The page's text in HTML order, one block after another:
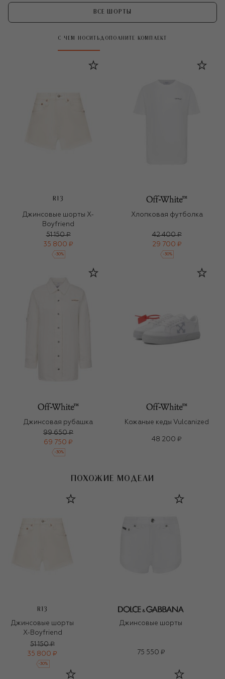
ВСЕ ШОРТЫ
С ЧЕМ НОСИТЬ ДОПОЛНИТЕ КОМПЛЕКТ
R13
Джинсовые шорты X-
Boyfriend
51 150 ₽
35 800 ₽
-30%
Хлопковая футболка
42 400 ₽
29 700 ₽
-30%
Джинсовая рубашка
99 650 ₽
69 750 ₽
-30%
Кожаные кеды Vulcanized
48 200 ₽
ПОХОЖИЕ МОДЕЛИ
R13
Джинсовые шорты
X-Boyfriend
51 150 ₽
35 800 ₽
-30%
Джинсовые шорты
75 550 ₽